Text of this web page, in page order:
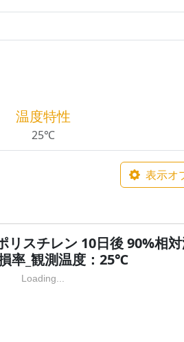
温度特性
25℃
表示オ
リスチレン 10日後 90%相
率_観測温度：25℃
Loading...